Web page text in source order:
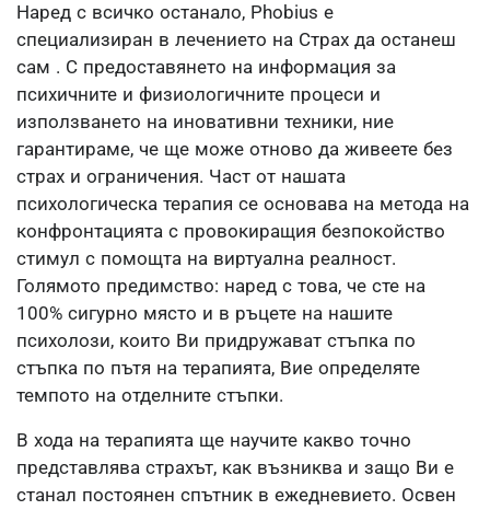
Наред с всичко останало, Phobius е
специализиран в лечението на Страх да останеш
сам . С предоставянето на информация за
психичните и физиологичните процеси и
използването на иновативни техники, ние
гарантираме, че ще може отново да живеете без
страх и ограничения. Част от нашата
психологическа терапия се основава на метода на
конфронтацията с провокиращия безпокойство
стимул с помощта на виртуална реалност.
Голямото предимство: наред с това, че сте на
100% сигурно място и в ръцете на нашите
психолози, които Ви придружават стъпка по
стъпка по пътя на терапията, Вие определяте
темпото на отделните стъпки.
В хода на терапията ще научите какво точно
представлява страхът, как възниква и защо Ви е
станал постоянен спътник в ежедневието. Освен